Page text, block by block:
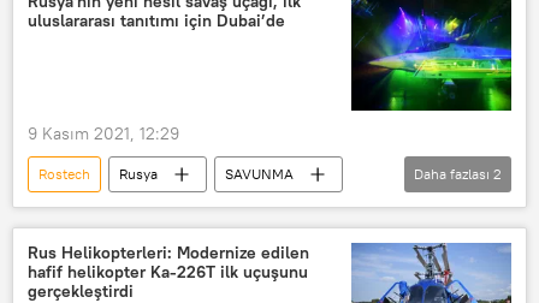
uluslararası tanıtımı için Dubai’de
9 Kasım 2021, 12:29
Rostech Rusya
SAVUNMA
Dubai
Uçak
Daha fazlası 2
Rus Helikopterleri: Modernize edilen
hafif helikopter Ka-226T ilk uçuşunu
gerçekleştirdi